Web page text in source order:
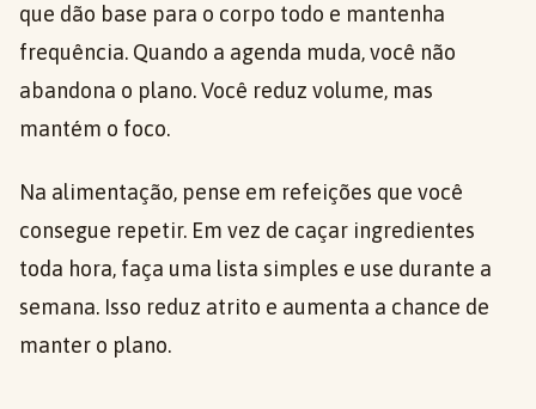
que dão base para o corpo todo e mantenha
frequência. Quando a agenda muda, você não
abandona o plano. Você reduz volume, mas
mantém o foco.
Na alimentação, pense em refeições que você
consegue repetir. Em vez de caçar ingredientes
toda hora, faça uma lista simples e use durante a
semana. Isso reduz atrito e aumenta a chance de
manter o plano.